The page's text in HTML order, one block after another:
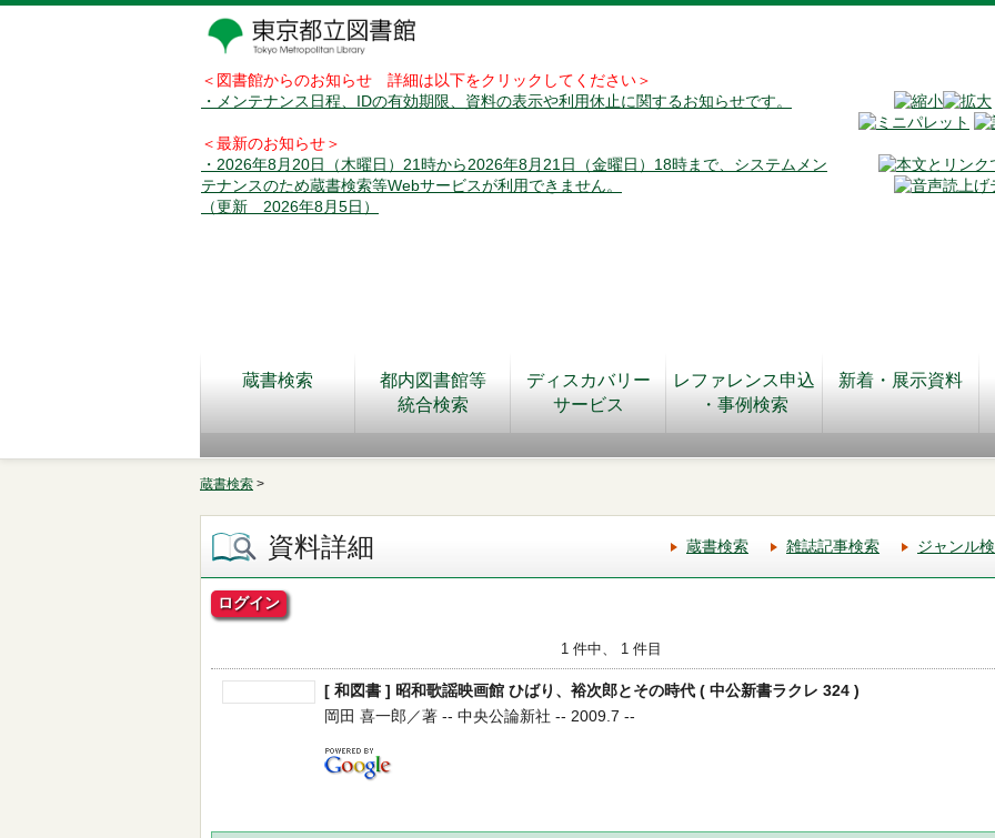
＜図書館からのお知らせ 詳細は以下をクリックしてください＞
・メンテナンス日程、IDの有効期限、資料の表示や利用休止に関するお知らせです。
＜最新のお知らせ＞
・2026年8月20日（木曜日）21時から2026年8月21日（金曜日）18時まで、システムメン
テナンスのため蔵書検索等Webサービスが利用できません。
（更新 2026年8月5日）
蔵書検索
都内図書館等
統合検索
ディスカバリー
サービス
レファレンス申込
・事例検索
新着・展示資料
蔵書検索 >
資料詳細 蔵書検索 雑誌記事検索 ジャンル
ログイン
1 件中、 1 件目
[ 和図書 ] 昭和歌謡映画館 ひばり、裕次郎とその時代 ( 中公新書ラクレ 324 )
岡田 喜一郎／著 -- 中央公論新社 -- 2009.7 --